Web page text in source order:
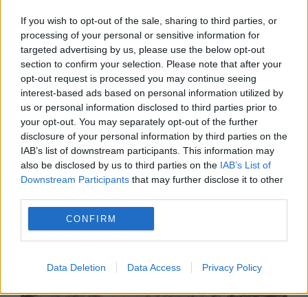
If you wish to opt-out of the sale, sharing to third parties, or
processing of your personal or sensitive information for
targeted advertising by us, please use the below opt-out
section to confirm your selection. Please note that after your
opt-out request is processed you may continue seeing
interest-based ads based on personal information utilized by
us or personal information disclosed to third parties prior to
your opt-out. You may separately opt-out of the further
disclosure of your personal information by third parties on the
IAB’s list of downstream participants. This information may
also be disclosed by us to third parties on the IAB’s List of
Downstream Participants that may further disclose it to other
CONFIRM
Data Deletion Data Access Privacy Policy
INTERNATIONAL
Descoperire macabră la o casă funerară din
Chicago. Au fost găsite peste 50 de cadavre
aflate în stare de descompunere